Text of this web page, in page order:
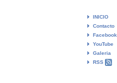
INICIO
Contacto
Facebook
YouTube
Galeria
RSS